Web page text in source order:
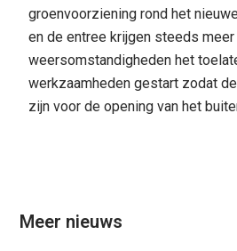
groenvoorziening rond het
en de entree krijgen steeds meer
weersomstandigheden het
werkzaamheden gestart zodat
zijn voor de opening van het
Meer nieuws